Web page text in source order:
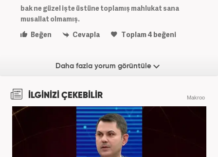
bak ne güzel işte üstüne toplamış mahlukat sana
musallat olmamış.
Beğen
Cevapla Toplam4 beğeni
Daha fazla yorum görüntüle
İLGİNİZİ ÇEKEBİLİR Makroo